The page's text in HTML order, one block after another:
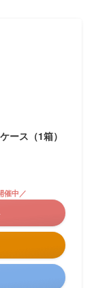
ース（1箱）
催中／